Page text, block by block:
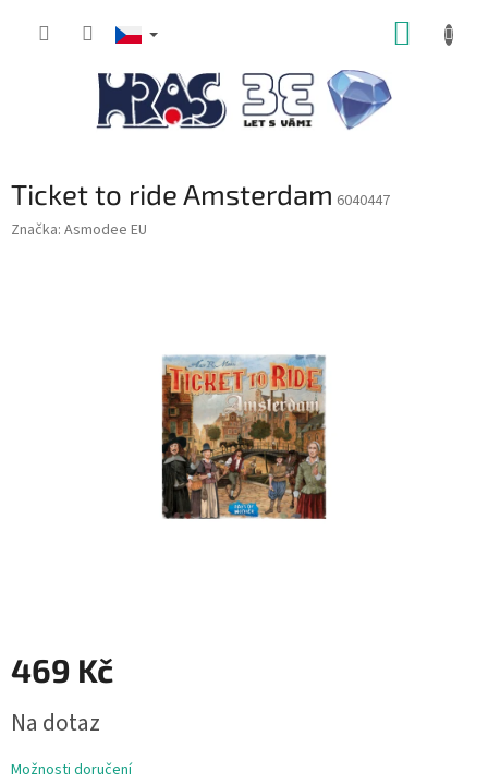
Ticket to ride Amsterdam 6040447
Značka: Asmodee EU
469 Kč
cena:
Na dotaz
Možnosti doručení